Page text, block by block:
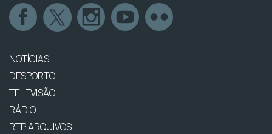
NOTÍCIAS
DESPORTO
TELEVISÃO
RÁDIO
RTP ARQUIVOS